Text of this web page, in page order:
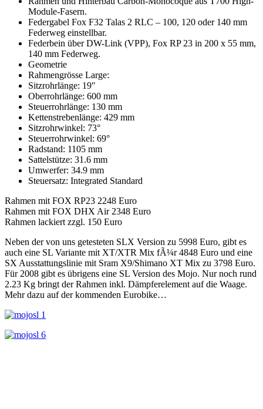
Module-Fasern.
Federgabel Fox F32 Talas 2 RLC – 100, 120 oder 140 mm
Federweg einstellbar.
Federbein über DW-Link (VPP), Fox RP 23 in 200 x 55 mm,
140 mm Federweg.
Geometrie
Rahmengrösse Large:
Sitzrohrlänge: 19″
Oberrohrlänge: 600 mm
Steuerrohrlänge: 130 mm
Kettenstrebenlänge: 429 mm
Sitzrohrwinkel: 73°
Steuerrohrwinkel: 69°
Radstand: 1105 mm
Sattelstütze: 31.6 mm
Umwerfer: 34.9 mm
Steuersatz: Integrated Standard
Rahmen mit FOX RP23 2248 Euro
Rahmen mit FOX DHX Air 2348 Euro
Rahmen lackiert zzgl. 150 Euro
Neben der von uns getesteten SLX Version zu 5998 Euro, gibt es
auch eine SL Variante mit XT/XTR Mix fÃ¼r 4848 Euro und eine
SX Ausstattungslinie mit Sram X9/Shimano XT Mix zu 3798 Euro.
Für 2008 gibt es übrigens eine SL Version des Mojo. Nur noch rund
2.23 Kg bringt der Rahmen inkl. Dämpferelement auf die Waage.
Mehr dazu auf der kommenden Eurobike…